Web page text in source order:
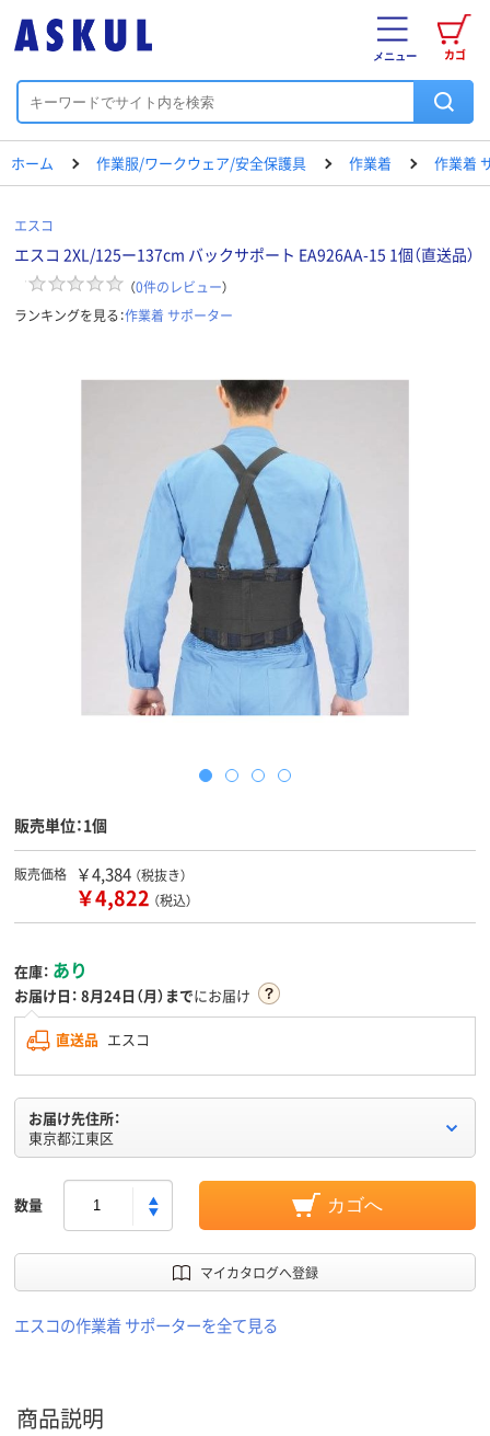
カゴ
メニュー
ホーム 作業服/ワークウェア/安全保護具 作業着 作業着
エスコ
エスコ 2XL/125ー137cm バックサポート EA926AA-15 1個（直送品）
（0件のレビュー）
ランキングを見る：作業着 サポーター
販売単位：1個
販売価格 ￥4,384 （税抜き）
￥4,822 （税込）
在庫： あり
お届け日： 8月24日（月）までにお届け
直送品 エスコ
お届け先住所：
東京都江東区
数量 カゴへ
マイカタログへ登録
エスコの作業着 サポーターを全て見る
商品説明